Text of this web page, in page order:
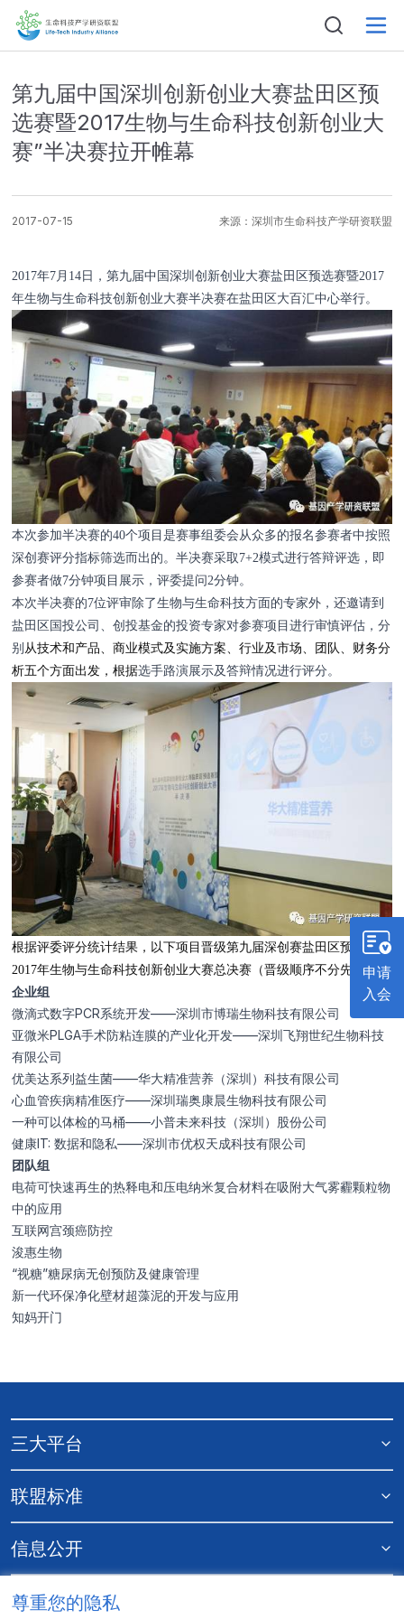
第九届中国深圳创新创业大赛盐田区预
选赛暨2017生物与生命科技创新创业大
赛”半决赛拉开帷幕
2017-07-15 来源： 深圳市生命科技产学研资联盟
2017年7月14日，第九届中国深圳创新创业大赛盐田区预选赛暨2017
年生物与生命科技创新创业大赛半决赛在盐田区大百汇中心举行。
本次参加半决赛的40个项目是赛事组委会从众多的报名参赛者中按照
深创赛评分指标筛选而出的。半决赛采取7+2模式进行答辩评选，即
参赛者做7分钟项目展示，评委提问2分钟。
本次半决赛的7位评审除了生物与生命科技方面的专家外，还邀请到
盐田区国投公司、创投基金的投资专家对参赛项目进行审慎评估，分
别 从技术和产品、商业模式及实施方案、行业及市场、团队、财务分
析五个方面出发，根据选手路演展示及答辩情况进行评分。
根据评委评分统计结果，以下项目晋级第九届深创赛盐田区预选赛暨
2017年生物与生命科技创新创业大赛总决赛（晋级顺序不分先后）
企业组
微滴式数字PCR系统开发——深圳市博瑞生物科技有限公司
亚微米PLGA手术防粘连膜的产业化开发——深圳飞翔世纪生物科技
有限公司
优美达系列益生菌——华大精准营养（深圳）科技有限公司
心血管疾病精准医疗——深圳瑞奥康晨生物科技有限公司
一种可以体检的马桶——小普未来科技（深圳）股份公司
健康IT: 数据和隐私——深圳市优权天成科技有限公司
团队组
电荷可快速再生的热释电和压电纳米复合材料在吸附大气雾霾颗粒物
中的应用
互联网宫颈癌防控
浚惠生物
“视糖”糖尿病无创预防及健康管理
新一代环保净化壁材超藻泥的开发与应用
知妈开门
三大平台
联盟标准
信息公开
更多资料
申请
入会
尊重您的隐私
电话
邮箱
单位机构
留言